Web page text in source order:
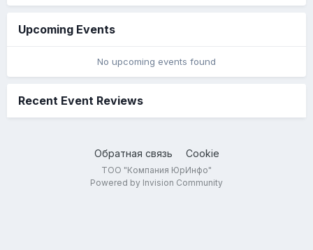
Upcoming Events
No upcoming events found
Recent Event Reviews
Обратная связь Cookie
ТОО "Компания ЮрИнфо"
Powered by Invision Community